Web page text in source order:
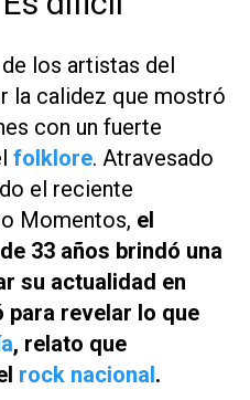
los artistas del
la calidez que mostró
con un fuerte
folklore. Atravesado
el reciente
Momentos, el
33 años brindó una
su actualidad en
para revelar lo que
, relato que
rock nacional .